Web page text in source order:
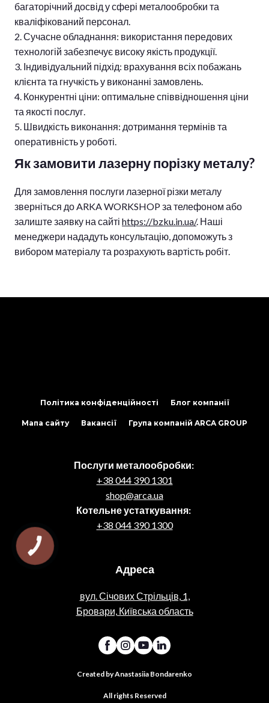
багаторічний досвід у сфері металообробки та
кваліфікований персонал.
Сучасне обладнання: використання передових
технологій забезпечує високу якість продукції.
Індивідуальний підхід: врахування всіх побажань
клієнта та гнучкість у виконанні замовлень.
Конкурентні ціни: оптимальне співвідношення ціни
та якості послуг.
Швидкість виконання: дотримання термінів та
оперативність у роботі.
Як замовити лазерну порізку металу?
Для замовлення послуги лазерної різки металу
зверніться до ARKA WORKSHOP за телефоном або
залиште заявку на сайті https://bzku.in.ua/. Наші
менеджери нададуть консультацію, допоможуть з
вибором матеріалу та розрахують вартість робіт.
Політика конфіденційності Блог компанії
Мапа сайту Вакансії Група компаній ARCA GROUP
Послуги металообробки:
+38 044 390 1301
shop@arca.ua
Котельне устаткування:
+38 044 390 1300
Адреса
вул. Січових Стрільців, 1,
Бровари, Київська область
Created by Anastasiia Bondarenko
All rights Reserved
КНОПКА
ЗВ'ЯЗКУ